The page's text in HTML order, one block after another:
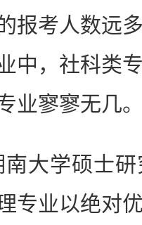
报考人数远
中，社科类
业寥寥无几
学硕士研
专业以绝对